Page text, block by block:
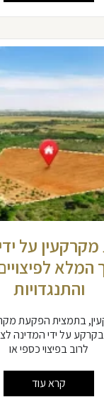
על
המלא
והתנגדויות
בתמצית הפקעת
בקרקע על ידי המדינה
לרוב בפיצוי כספי או
קרא עוד